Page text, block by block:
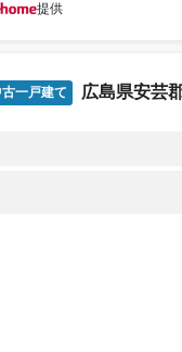
提供
一戸建て 広島県安芸